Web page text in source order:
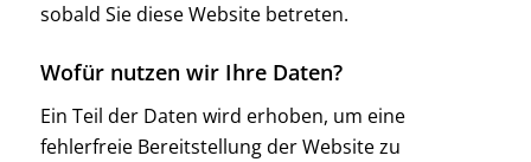
sobald Sie diese Website betreten.
Wofür nutzen wir Ihre Daten?
Ein Teil der Daten wird erhoben, um eine
fehlerfreie Bereitstellung der Website zu